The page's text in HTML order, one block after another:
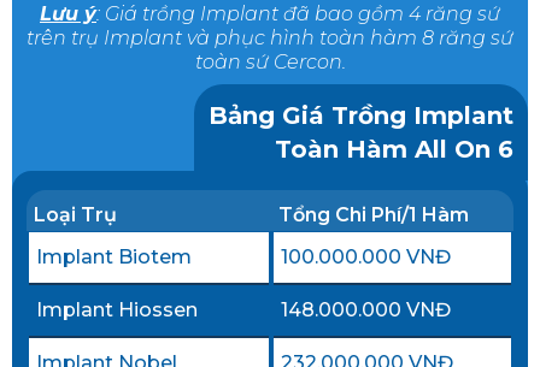
Lưu ý: Giá trồng Implant đã bao gồm 4 răng sứ
trên trụ Implant và phục hình toàn hàm 8 răng sứ
toàn sứ Cercon.
Bảng Giá Trồng Implant
Toàn Hàm All On 6
Loại Trụ
Tổng Chi Phí/1 Hàm
Implant Biotem
100.000.000 VNĐ
Implant Hiossen 148.000.000 VNĐ